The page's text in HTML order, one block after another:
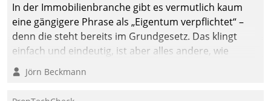
In der Immobilienbranche gibt es vermutlich kaum
eine gängigere Phrase als „Eigentum verpflichtet“ –
denn die steht bereits im Grundgesetz. Das klingt
einfach und eindeutig, ist aber alles andere, wie
Branchenbeschäftigte wissen. Denn mit der
Verantwortung folgen Verpflichtungen.
Jörn Beckmann